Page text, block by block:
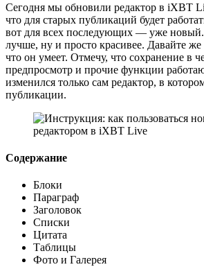
Сегодня мы обновили редактор в iXBT
что для старых публикаций будет
вот для всех последующих — уже
лучше, ну и просто красивее. Давайте
что он умеет. Отмечу, что сохранение в
предпросмотр и прочие функции
изменился только сам редактор, в
публикации.
Содержание
Блоки
Параграф
Заголовок
Списки
Цитата
Таблицы
Фото и Галерея